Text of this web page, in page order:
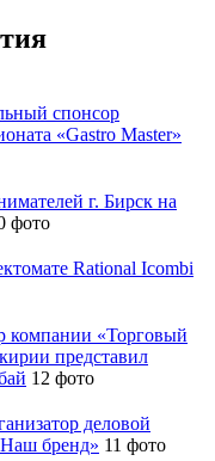
спонсор
«Gastro Master»
г. Бирск на
фото
Rational Icombi
компании «Торговый
представил
12 фото
деловой
бренд» 11 фото